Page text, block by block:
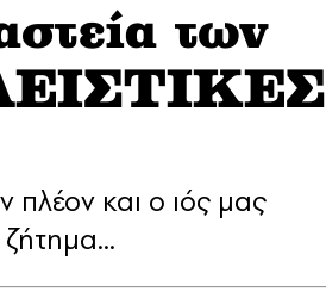
των
πλέον και ο ιός μας